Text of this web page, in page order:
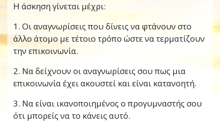
Η άσκηση γίνεται μέχρι:
1. Οι αναγνωρίσεις που δίνεις να φτάνουν στο
άλλο άτομο με τέτοιο τρόπο ώστε να τερματίζουν
την επικοινωνία.
2. Να δείχνουν οι αναγνωρίσεις σου πως μια
επικοινωνία έχει ακουστεί και είναι κατανοητή.
3. Να είναι ικανοποιημένος ο προγυμναστής σου
ότι μπορείς να το κάνεις αυτό.